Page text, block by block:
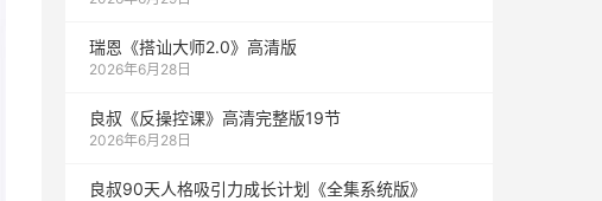
瑞恩《搭讪大师2.0》高清版
2026年6月28日
良叔《反操控课》高清完整版19节
2026年6月28日
良叔90天人格吸引力成长计划《全集系统版》